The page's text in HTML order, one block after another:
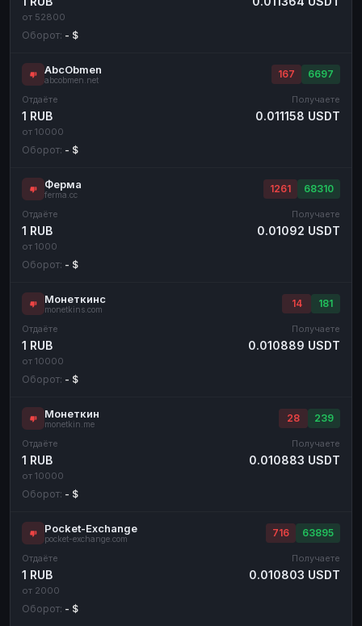
от 52800
Оборот: - $
AbcObmen
abcobmen.net
167 6697
Отдаёте
1 RUB
от 10000
Получаете
0.011158 USDT
Оборот: - $
Ферма
ferma.cc
1261 68310
Отдаёте
1 RUB
от 1000
Получаете
0.01092 USDT
Оборот: - $
Монеткинс
monetkins.com
14 181
Отдаёте
1 RUB
от 10000
Получаете
0.010889 USDT
Оборот: - $
Монеткин
monetkin.me
28 239
Отдаёте
1 RUB
от 10000
Получаете
0.010883 USDT
Оборот: - $
Pocket-Exchange
pocket-exchange.com
716 63895
Отдаёте
1 RUB
от 2000
Получаете
0.010803 USDT
Оборот: - $